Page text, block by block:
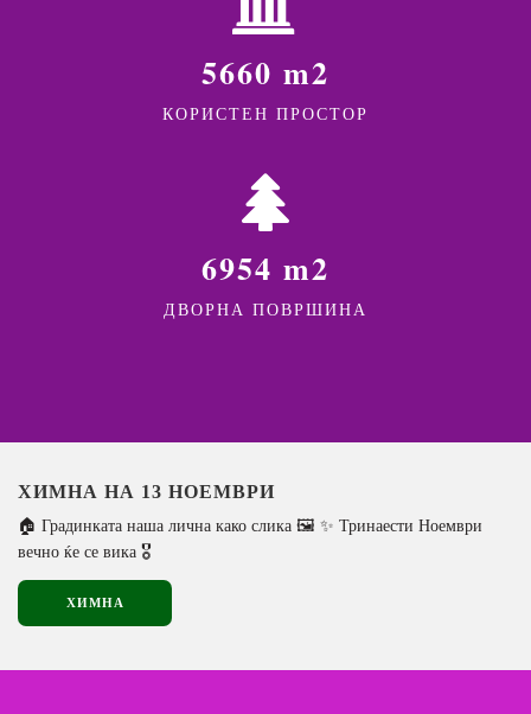
5660 m2
КОРИСТЕН ПРОСТОР
6954 m2
ДВОРНА ПОВРШИНА
ХИМНА НА 13 НОЕМВРИ
🏠 Градинката наша лична како слика 🖼️ ✨ Тринаести Ноември
вечно ќе се вика 🎖️
ХИМНА